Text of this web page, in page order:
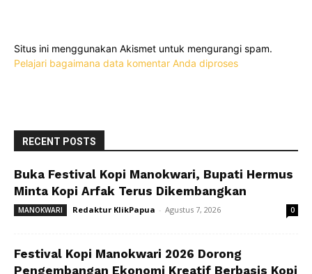
Situs ini menggunakan Akismet untuk mengurangi spam.
Pelajari bagaimana data komentar Anda diproses
RECENT POSTS
Buka Festival Kopi Manokwari, Bupati Hermus
Minta Kopi Arfak Terus Dikembangkan
MANOKWARI Redaktur KlikPapua - Agustus 7, 2026 0
Festival Kopi Manokwari 2026 Dorong
Pengembangan Ekonomi Kreatif Berbasis Kopi